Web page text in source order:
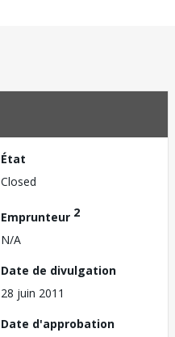
État
Closed
Emprunteur 2
N/A
Date de divulgation
28 juin 2011
Date d'approbation